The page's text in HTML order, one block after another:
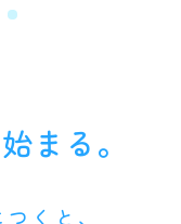
まる。
くと、